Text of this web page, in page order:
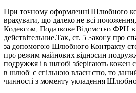
При точному оформленні Шлюбного
врахувати, що далеко не всі
Кодексом, Податкове Відомство ФРН
действітельние.Так, ст. 5 Закону про
за допомогою Шлюбного Контракту
про режим майнових відносин
подружжя і в шлюбі зберігають кожен
в шлюбі є спільною власністю, то
чинності з моменту укладення